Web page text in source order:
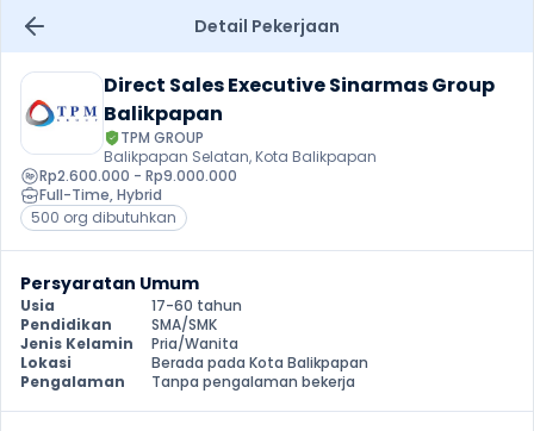
Detail Pekerjaan
Direct Sales Executive Sinarmas Group
Balikpapan
TPM GROUP
Balikpapan Selatan, Kota Balikpapan
Rp2.600.000 - Rp9.000.000
Full-Time, Hybrid
500 org dibutuhkan
Persyaratan Umum
Usia
17-60 tahun
Pendidikan
SMA/SMK
Jenis Kelamin
Pria/Wanita
Lokasi
Berada pada Kota Balikpapan
Pengalaman
Tanpa pengalaman bekerja